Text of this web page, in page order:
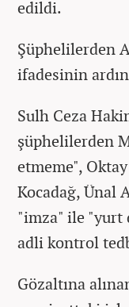
edildi.
Şüphelilerden
ifadesinin
Sulh Ceza
şüphelilerden
etmeme",
Kocadağ, Ünal
"imza" ile "yurt
adli kontrol
Gözaltına